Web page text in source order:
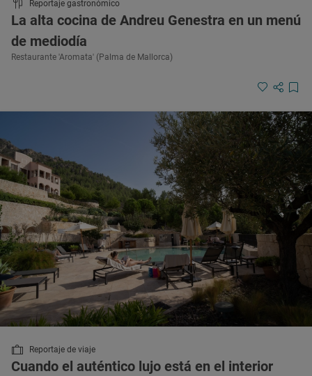
Reportaje gastronómico
La alta cocina de Andreu Genestra en un menú
de mediodía
Restaurante 'Aromata' (Palma de Mallorca)
Reportaje de viaje
Cuando el auténtico lujo está en el interior